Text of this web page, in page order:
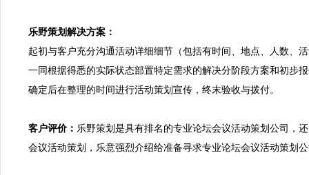
乐野策划解决方案：
起初与客户充分沟通活动详细细节（包括有时间、地点、人数、
一同根据得悉的实际状态部置特定需求的解决分阶段方案和初步
确定后在整理的时间进行活动策划宣传，终末验收与拨付。
客户评价： 乐野策划是具有排名的专业论坛会议活动策划公司，
会议活动策划，乐意强烈介绍给准备寻求专业论坛会议活动策划